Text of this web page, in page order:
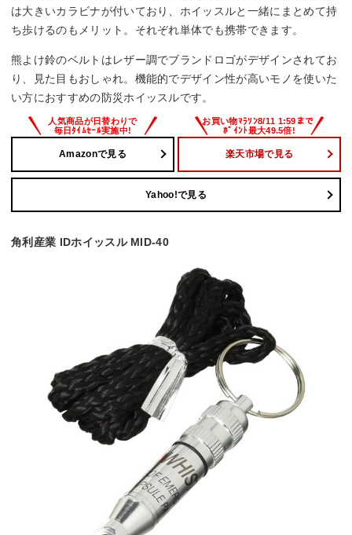
は大きいカラビナが付いており、ホイッスルと一緒にまとめて持
ち歩けるのもメリット。それぞれ単体でも携帯できます。
熊よけ鈴のベルトはレザー調でブランドロゴがデザインされてお
り、見た目もおしゃれ。機能的でデザイン性が高いモノを使いた
い方におすすめの防災ホイッスルです。
Amazonで見る 楽天市場で見る
Yahoo!で見る
角利産業 IDホイッスル MID-40